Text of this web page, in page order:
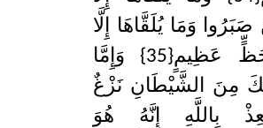
صَبَرُوا وَمَا يُلَقَّاهَا إِلَّا
ذُو حَظٍّ عَظِيمٍ{35} وَإِمَّا
مِنَ الشَّيْطَانِ نَزْغٌ
بِاللَّهِ إِنَّهُ هُوَ